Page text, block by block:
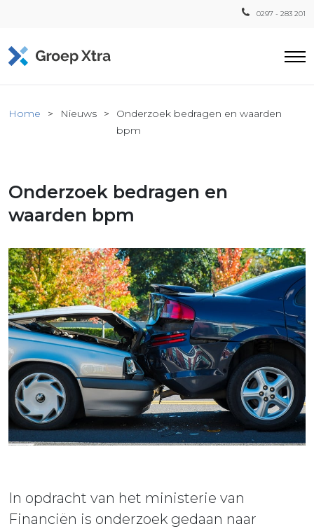
0297 - 283 201
Xtra
Home Nieuws
Onderzoek bedragen en waarden
bpm
Onderzoek bedragen en
waarden bpm
In opdracht van het ministerie van
Financiën is onderzoek gedaan naar